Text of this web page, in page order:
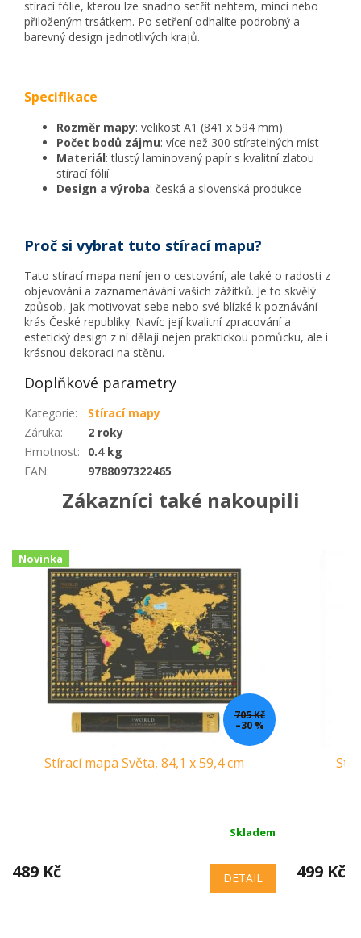
stírací fólie, kterou lze snadno setřít nehtem, mincí nebo
přiloženým trsátkem. Po setření odhalíte podrobný a
barevný design jednotlivých krajů.
Specifikace
Rozměr mapy: velikost A1 (841 x 594 mm)
Počet bodů zájmu: více než 300 stíratelných míst
Materiál: tlustý laminovaný papír s kvalitní zlatou
stírací fólií
Design a výroba: česká a slovenská produkce
Proč si vybrat tuto stírací mapu?
Tato stírací mapa není jen o cestování, ale také o radosti z
objevování a zaznamenávání vašich zážitků. Je to skvělý
způsob, jak motivovat sebe nebo své blízké k poznávání
krás České republiky. Navíc její kvalitní zpracování a
estetický design z ní dělají nejen praktickou pomůcku, ale i
krásnou dekoraci na stěnu.
Doplňkové parametry
Kategorie:
Stírací mapy
Záruka:
2 roky
Hmotnost:
0.4 kg
EAN: 9788097322465
Zákazníci také nakoupili
Novinka
705 Kč
–30 %
Stírací mapa Světa, 84,1 x 59,4 cm
Skladem
489 Kč DETAIL 499 Kč